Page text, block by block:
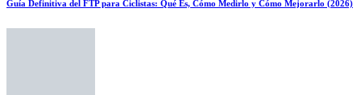
Guía Definitiva del FTP para Ciclistas: Qué Es, Cómo Medirlo y Cómo Mejorarlo (2026)